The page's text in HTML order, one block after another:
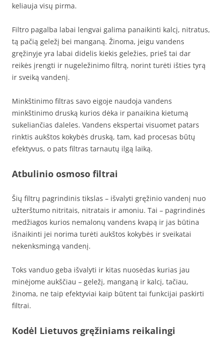
keliauja visų pirma.
Filtro pagalba labai lengvai galima panaikinti kalcį, nitratus,
tą pačią geležį bei manganą. Žinoma, jeigu vandens
gręžinyje yra labai didelis kiekis geležies, prieš tai dar
reikės įrengti ir nugeležinimo filtrą, norint turėti išties tyrą
ir sveiką vandenį.
Minkštinimo filtras savo eigoje naudoja vandens
minkštinimo druską kurios dėka ir panaikina kietumą
sukeliančias daleles. Vandens ekspertai visuomet patars
rinktis aukštos kokybės druską, tam, kad procesas būtų
efektyvus, o pats filtras tarnautų ilgą laiką.
Atbulinio osmoso filtrai
Šių filtrų pagrindinis tikslas – išvalyti gręžinio vandenį nuo
užterštumo nitritais, nitratais ir amoniu. Tai – pagrindinės
medžiagos kurios nemalonų vandens kvapą ir jas būtina
išnaikinti jei norima turėti aukštos kokybės ir sveikatai
nekenksmingą vandenį.
Toks vanduo geba išvalyti ir kitas nuosėdas kurias jau
minėjome aukščiau – geležį, manganą ir kalcį, tačiau,
žinoma, ne taip efektyviai kaip būtent tai funkcijai paskirti
filtrai.
Kodėl Lietuvos gręžiniams reikalingi